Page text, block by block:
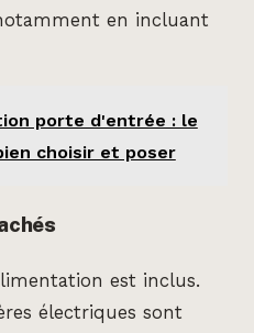
en incluant
porte d'entrée : le
choisir et poser
est inclus.
électriques sont